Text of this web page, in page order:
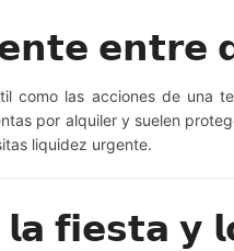
como las acciones de una
por alquiler y suelen
liquidez urgente.
𝗳𝗶𝗲𝘀𝘁𝗮 𝘆